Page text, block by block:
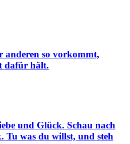
anderen so vorkommt,
dafür hält.
und Glück. Schau nach
was du willst, und steh